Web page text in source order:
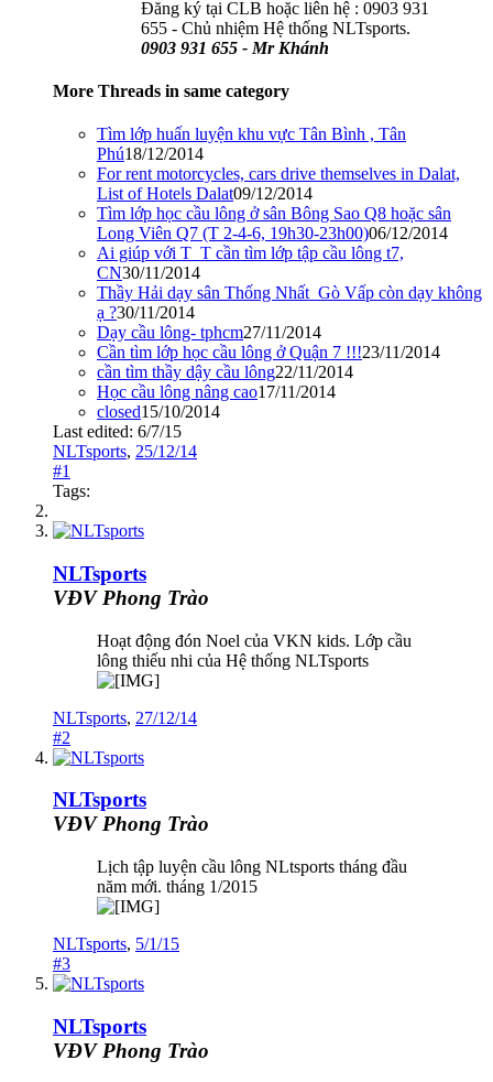
Đăng ký tại CLB hoặc liên hệ : 0903 931
655 - Chủ nhiệm Hệ thống NLTsports.
0903 931 655 - Mr Khánh
More Threads in same category
Tìm lớp huấn luyện khu vực Tân Bình , Tân
Phú18/12/2014
For rent motorcycles, cars drive themselves in Dalat,
List of Hotels Dalat09/12/2014
Tìm lớp học cầu lông ở sân Bông Sao Q8 hoặc sân
Long Viên Q7 (T 2-4-6, 19h30-23h00)06/12/2014
Ai giúp với T_T cần tìm lớp tập cầu lông t7,
CN30/11/2014
Thầy Hải dạy sân Thống Nhất_Gò Vấp còn dạy không
ạ ?30/11/2014
Dạy cầu lông- tphcm27/11/2014
Cần tìm lớp học cầu lông ở Quận 7 !!!23/11/2014
cần tìm thầy dậy cầu lông22/11/2014
Học cầu lông nâng cao17/11/2014
closed15/10/2014
Last edited: 6/7/15
NLTsports, 25/12/14
#1
Tags:
NLTsports
VĐV Phong Trào
Hoạt động đón Noel của VKN kids. Lớp cầu
lông thiếu nhi của Hệ thống NLTsports
NLTsports, 27/12/14
#2
NLTsports
VĐV Phong Trào
Lịch tập luyện cầu lông NLtsports tháng đầu
năm mới. tháng 1/2015
NLTsports, 5/1/15
#3
NLTsports
VĐV Phong Trào